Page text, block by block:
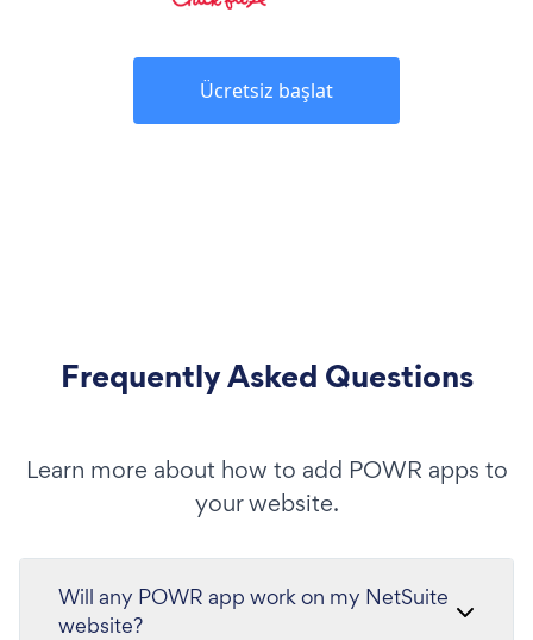
Ücretsiz başlat
Frequently Asked Questions
Learn more about how to add POWR apps to
your website.
Will any POWR app work on my NetSuite
website?